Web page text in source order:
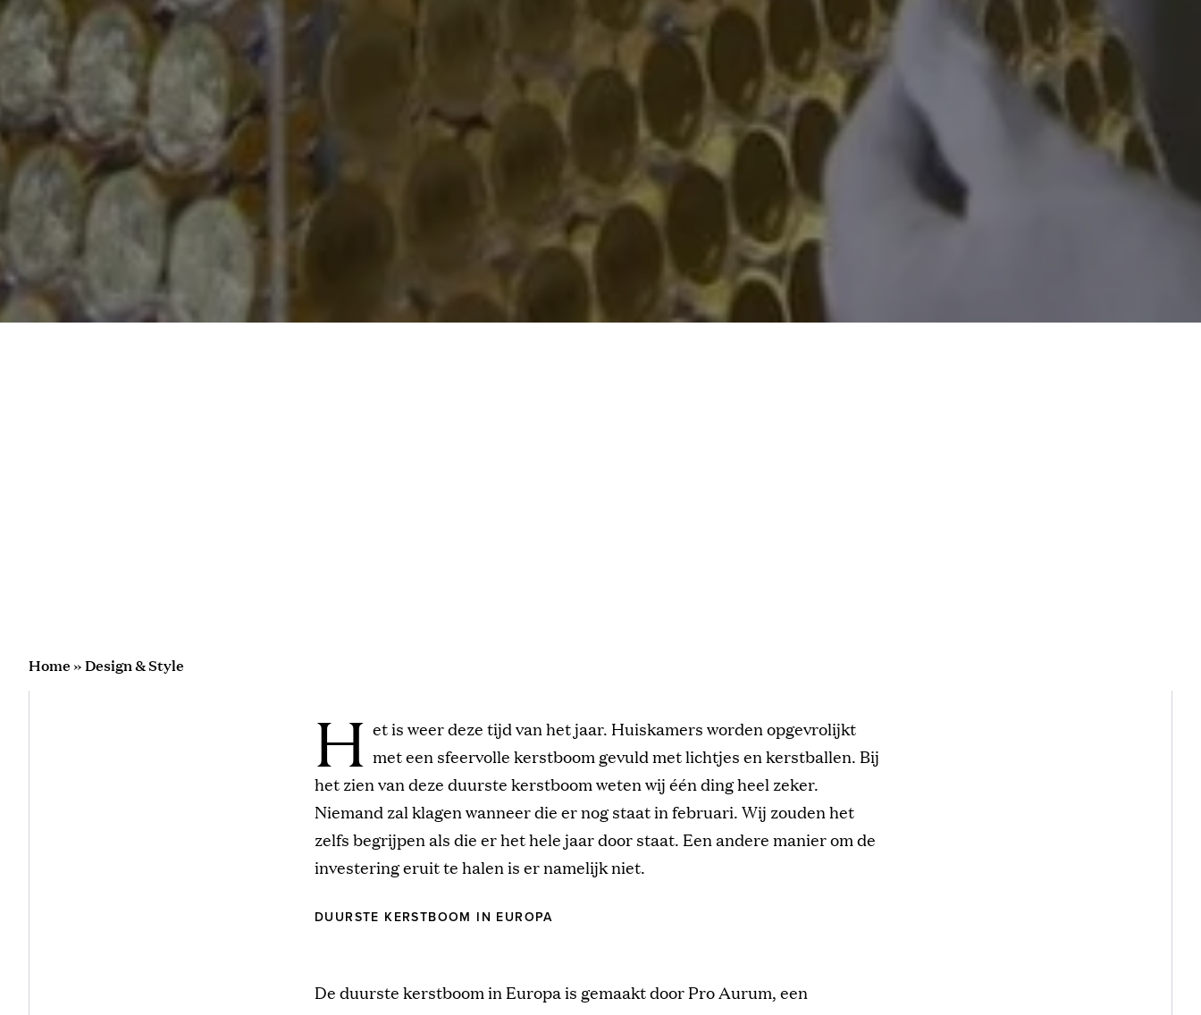
Home»Design & Style
H et is weer deze tijd van het jaar. Huiskamers worden opgevrolijkt
met een sfeervolle kerstboom gevuld met lichtjes en kerstballen. Bij
het zien van deze duurste kerstboom weten wij één ding heel zeker.
Niemand zal klagen wanneer die er nog staat in februari. Wij zouden het
zelfs begrijpen als die er het hele jaar door staat. Een andere manier om de
investering eruit te halen is er namelijk niet.
DUURSTE KERSTBOOM IN EUROPA
De duurste kerstboom in Europa is gemaakt door Pro Aurum, een